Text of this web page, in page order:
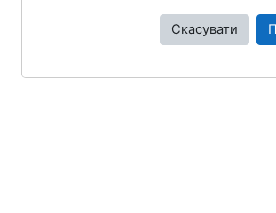
Скасувати